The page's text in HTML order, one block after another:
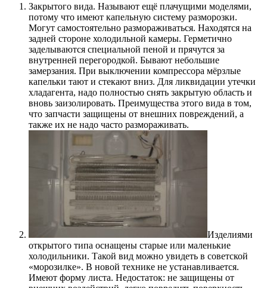
Закрытого вида. Называют ещё плачущими моделями,
потому что имеют капельную систему разморозки.
Могут самостоятельно размораживаться. Находятся на
задней стороне холодильной камеры. Герметично
заделываются специальной пеной и прячутся за
внутренней перегородкой. Бывают небольшие
замерзания. При выключении компрессора мёрзлые
капельки тают и стекают вниз. Для ликвидации утечки
хладагента, надо полностью снять закрытую область и
вновь заизолировать. Преимущества этого вида в том,
что запчасти защищены от внешних повреждений, а
также их не надо часто размораживать.
Изделиями
открытого типа оснащены старые или маленькие
холодильники. Такой вид можно увидеть в советской
«морозилке». В новой технике не устанавливается.
Имеют форму листа. Недостаток: не защищены от